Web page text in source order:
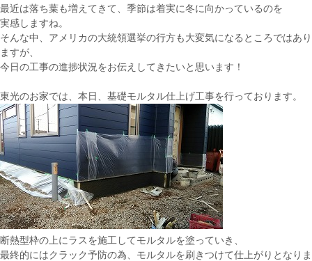
最近は落ち葉も増えてきて、季節は着実に冬に向かっているのを
実感しますね。
そんな中、アメリカの大統領選挙の行方も大変気になるところではあり
ますが、
今日の工事の進捗状況をお伝えしてきたいと思います！
東光のお家では、本日、基礎モルタル仕上げ工事を行っております。
断熱型枠の上にラスを施工してモルタルを塗っていき、
最終的にはクラック予防の為、モルタルを刷きつけて仕上がりとなりま